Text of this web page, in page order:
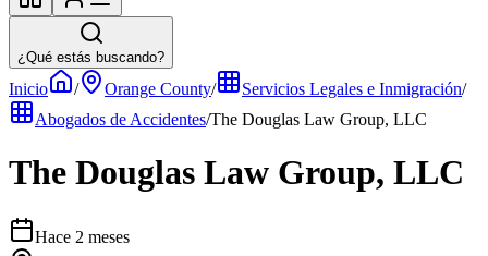
¿Qué estás buscando?
Inicio / Orange County/ Servicios Legales e Inmigración/
Abogados de Accidentes/The Douglas Law Group, LLC
The Douglas Law Group, LLC
Hace 2 meses